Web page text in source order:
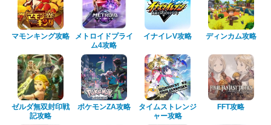
マモンキング攻略
メトロイドプライ
ム4攻略
イナイレV攻略 ディンカム攻略
ゼルダ無双封印戦
記攻略
ポケモンZA攻略
タイムストレンジ
ャー攻略
FFT攻略